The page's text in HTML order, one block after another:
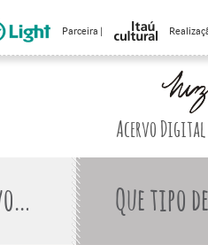
Parceira |
Acervo Digital
Que tipo